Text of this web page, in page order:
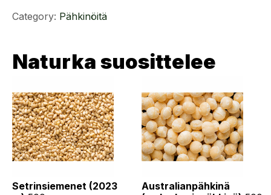
Category: Pähkinöitä
Naturka suosittelee
Setrinsiemenet (2023
Australianpähkinä